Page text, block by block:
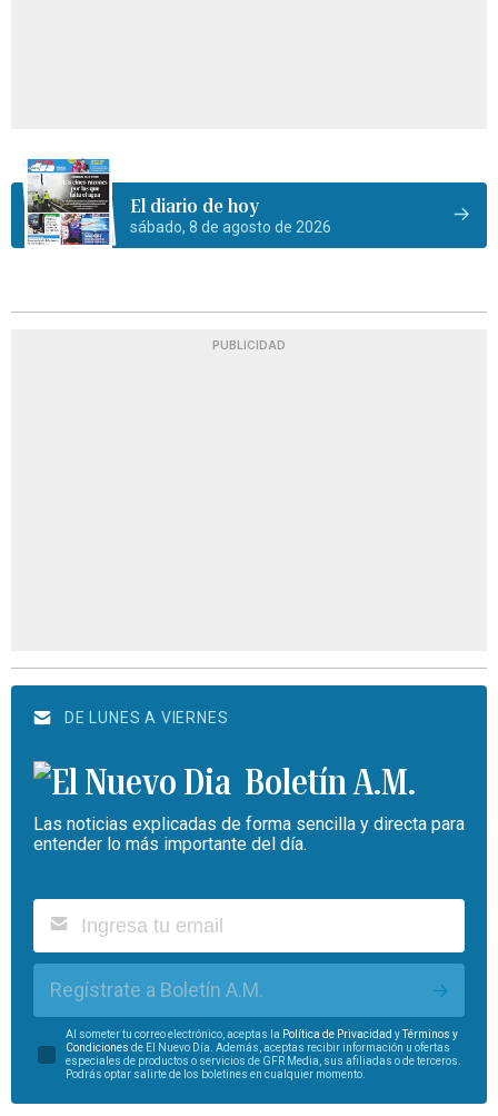
El diario de hoy
sábado, 8 de agosto de 2026
PUBLICIDAD
DE LUNES A VIERNES
Boletín A.M.
Las noticias explicadas de forma sencilla y directa para
entender lo más importante del día.
Regístrate a Boletín A.M.
Al someter tu correo electrónico, aceptas la Política de Privacidad y
Términos y
Condiciones de El Nuevo Día. Además, aceptas recibir información u ofertas
especiales de productos o servicios de GFR Media, sus afiliadas o de terceros.
Podrás optar salirte de los boletines en cualquier momento.